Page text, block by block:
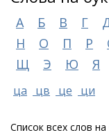
А Б В Г
Н
О П Р
Щ
Э Ю Я
ца цв це ци
Список всех слов на